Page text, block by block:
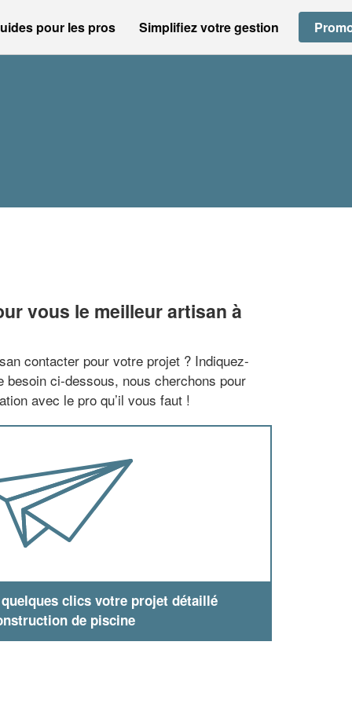
pour les pros Simplifiez votre gestion
vous le meilleur artisan à
contacter pour votre projet ? Indiquez-
besoin ci-dessous, nous cherchons pour
avec le pro qu’il vous faut !
clics votre projet détaillé
de piscine